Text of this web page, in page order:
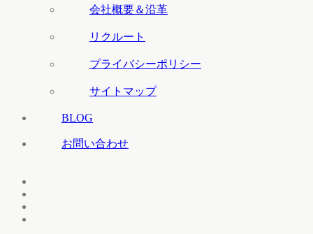
会社概要＆沿革
リクルート
プライバシーポリシー
サイトマップ
BLOG
お問い合わせ